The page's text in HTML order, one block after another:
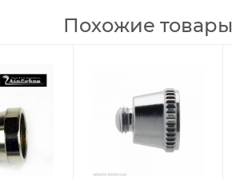
Похожие товары